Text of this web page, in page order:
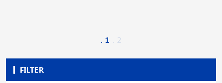
FILTER
1 2